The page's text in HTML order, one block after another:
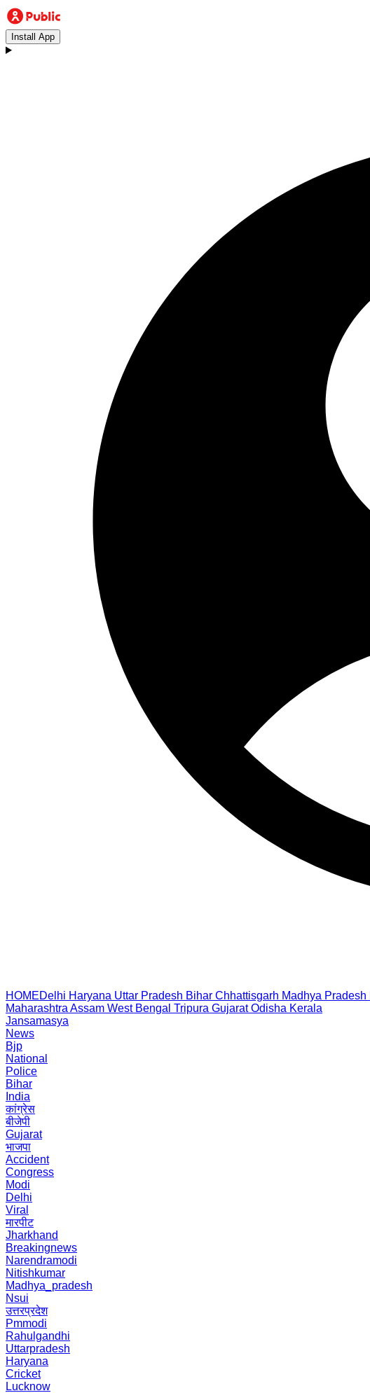
Install App
HOMEDelhi Haryana Uttar Pradesh Bihar Chhattisgarh Madhya Pradesh
Maharashtra Assam West Bengal Tripura Gujarat Odisha Kerala
Jansamasya
News
Bjp
National
Police
Bihar
India
कांग्रेस
बीजेपी
Gujarat
भाजपा
Accident
Congress
Modi
Delhi
Viral
मारपीट
Jharkhand
Breakingnews
Narendramodi
Nitishkumar
Madhya_pradesh
Nsui
उत्तरप्रदेश
Pmmodi
Rahulgandhi
Uttarpradesh
Haryana
Cricket
Lucknow